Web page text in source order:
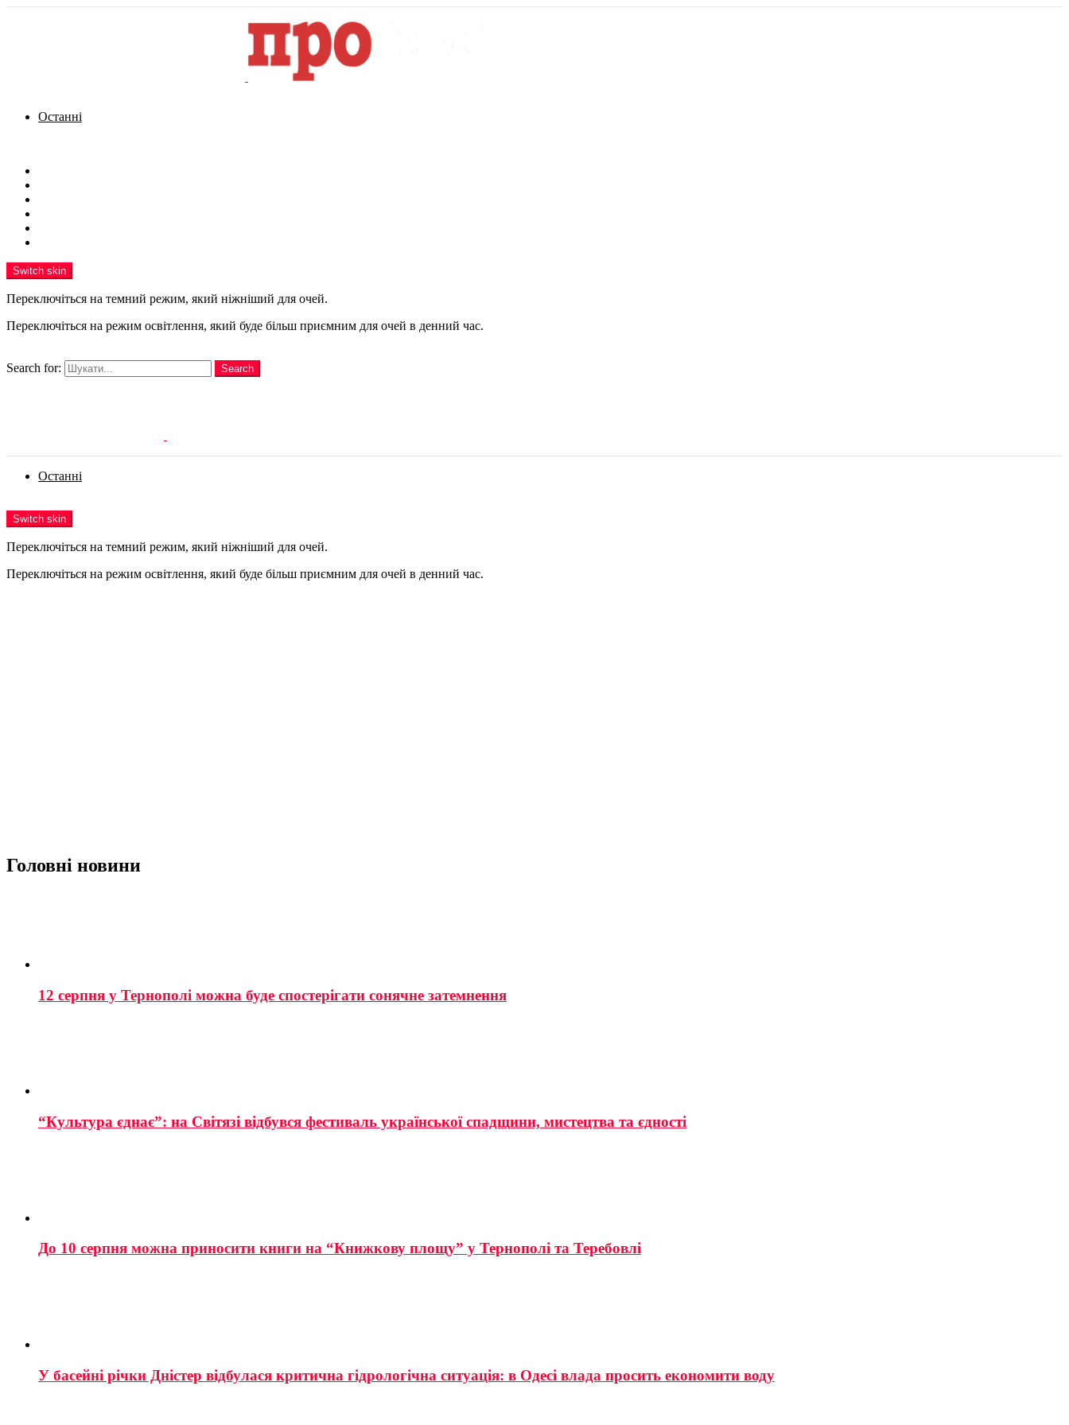
Останні
Switch skin
Переключіться на темний режим, який ніжніший для очей.
Переключіться на режим освітлення, який буде більш приємним для очей в денний час.
Search for:
Search
Останні
Switch skin
Переключіться на темний режим, який ніжніший для очей.
Переключіться на режим освітлення, який буде більш приємним для очей в денний час.
Головні новини
12 серпня у Тернополі можна буде спостерігати сонячне затемнення
“Культура єднає”: на Світязі відбувся фестиваль української спадщини, мистецтва та єдності
До 10 серпня можна приносити книги на “Книжкову площу” у Тернополі та Теребовлі
У басейні річки Дністер відбулася критична гідрологічна ситуація: в Одесі влада просить економити воду